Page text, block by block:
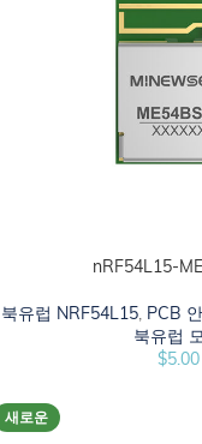
카트에 추가하십시오nRF54L15-
북유럽 NRF54L15 PCB
북유럽
$5.00
새로운